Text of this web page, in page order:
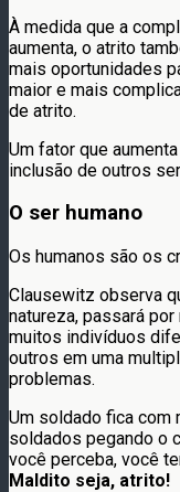
À medida que a
aumenta, o atrito
mais oportunidades
maior e mais
de atrito.
Um fator que
inclusão de outros
O ser humano
Os humanos são os
Clausewitz observa
natureza, passará
muitos indivíduos
outros em uma
problemas.
Um soldado fica com
soldados pegando o
você perceba, você
Maldito seja, atrito!